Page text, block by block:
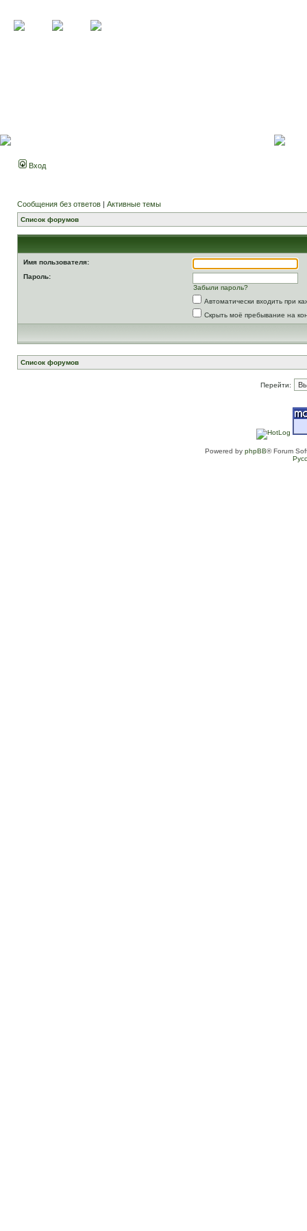
Вход
Сообщения без ответов | Активные темы
Список форумов
Имя пользователя:
Пароль:
Забыли пароль?
Автоматически входить при
Скрыть моё пребывание на
Список форумов
Перейти:
Powered by phpBB® Forum